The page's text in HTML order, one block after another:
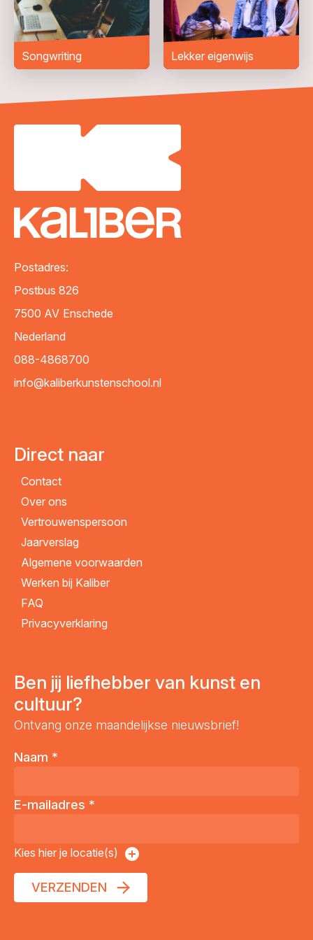
Bericht*
VERZENDEN
Songwriting Lekker eigenwijs
Postadres:
Postbus 826
7500 AV Enschede
Nederland
088-4868700
info@kaliberkunstenschool.nl
Direct naar
Contact
Over ons
Vertrouwenspersoon
Jaarverslag
Algemene voorwaarden
Werken bij Kaliber
FAQ
Privacyverklaring
Ben jij liefhebber van kunst en
cultuur?
Ontvang onze maandelijkse nieuwsbrief!
Naam *
E-mailadres *
Kies hier je locatie(s)
VERZENDEN